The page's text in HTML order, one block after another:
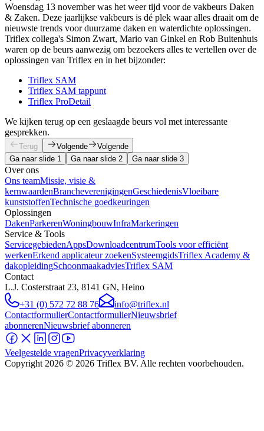
Woensdag 13 november was het weer tijd voor de vakbeurs Daken
& Zaken. Deze jaarlijkse vakbeurs is dé plek waar alles draait om de
nieuwste trends voor duurzame daken en waterdichte oplossingen.
Triflex collega's Simon Zwart, Mario van Ginkel en Rob Buitenhuis
waren op de beurs aanwezig om bezoekers alles te vertellen over de
oplossingen van Triflex en in het bijzonder:
Triflex SAM
Triflex SAM tappunt
Triflex ProDetail
We kijken terug op een geslaagde beurs vol met interessante
gesprekken.
Terug Volgende
Volgende
Ga naar slide 1
Ga naar slide 2 Ga naar slide 3
Over ons
Ons teamMissie, visie &
kernwaardenBrancheverenigingenGeschiedenisVloeibare
kunststoffenTechnische goedkeuringen
Oplossingen
DakenParkerenWoningbouwInfraMarkeringen
Service & Tools
ServicegebiedenAppsDownloadcentrumTools voor efficiënt
werkenErkend applicateur zoekenSysteemgidsTriflex Academy &
dakopleidingSchoonmaakadviesTriflex SAM
Contact
L.J. Costerstraat 23, 8141 GN, Heino
+31 (0) 572 72 88 76
info@triflex.nl
ContactformulierContactformulierNieuwsbrief
abonnerenNieuwsbrief abonneren
Veelgestelde vragenPrivacyverklaring
Copyright 2026 © 2026 Triflex BV. Alle rechten voorbehouden.